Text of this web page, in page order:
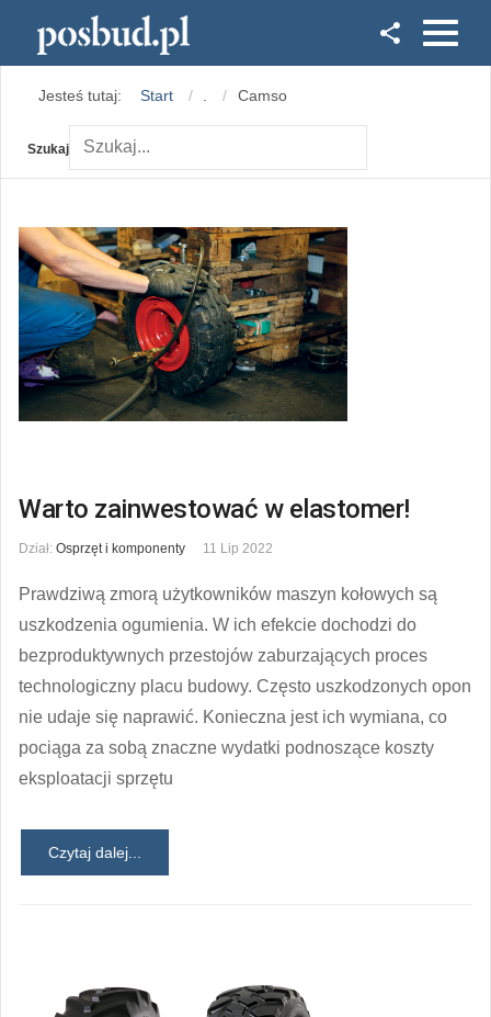
Instagram
Jesteś tutaj: Start Camso
Szukaj
Warto zainwestować w elastomer!
Dział: Osprzęt i komponenty 11 Lip 2022
Prawdziwą zmorą użytkowników maszyn kołowych są
uszkodzenia ogumienia. W ich efekcie dochodzi do
bezproduktywnych przestojów zaburzających proces
technologiczny placu budowy. Często uszkodzonych opon
nie udaje się naprawić. Konieczna jest ich wymiana, co
pociąga za sobą znaczne wydatki podnoszące koszty
eksploatacji sprzętu
Czytaj dalej...